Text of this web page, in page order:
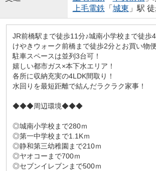
上毛電鉄 「 城東 」駅
JR前橋駅まで徒歩11分♪城南小学校まで徒歩4
けやきウォーク前橋まで徒歩2分とお買い物便
駐車スペースは並列3台可！
嬉しい都市ガス×本下水エリア！
各所に収納充実の4LDK間取り！
水回りを最短距離で結んだラクラク家事！
◆◆◆周辺環境◆◆◆
◎城南小学校まで280ｍ
◎第一中学校まで1.1Kｍ
◎静和第三幼稚園まで210ｍ
◎ヤオコーまで700ｍ
◎セブンイレブンまで500ｍ